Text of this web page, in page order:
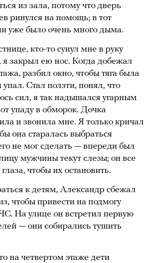
из зала, потому что дверь
ринулся на помощь; в тот
уже было очень много дыма.
кто-то сунул мне в руку
закрыл ею нос. Когда добежал
разбил окно, чтобы тяга была
Стал ползти, понял, что
сил, я так надышался угарным
упаду в обморок. Дочка
и звонила мне. Я только кричал
она старалась выбраться
не мог сделать — впереди был
мужчины текут слезы; он все
чтобы их остановить.
к детям, Александр сбежал
чтобы привести на подмогу
На улице он встретил первую
— они собирались тушить
на четвертом этаже дети